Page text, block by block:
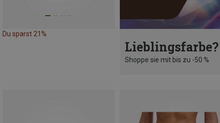
Du sparst 21%
Lieblingsfarbe?
Shoppe sie mit bis zu -50 %